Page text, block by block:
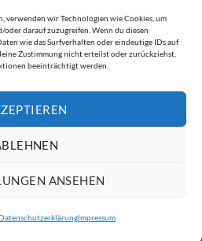
verwenden wir Technologien wie Cookies, um
darauf zuzugreifen. Wenn du diesen
wie das Surfverhalten oder eindeutige IDs auf
Zustimmung nicht erteilst oder zurückziehst,
beeinträchtigt werden.
ANSEHEN
Impressum
solve:
Wartchow GmbH